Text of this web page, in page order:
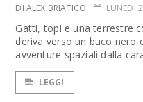
DI ALEX BRIATICO LUNEDÌ
Gatti, topi e una terrestre
deriva verso un buco nero
avventure spaziali dalla
LEGGI